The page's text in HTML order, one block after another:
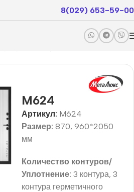
8(029) 653-59-00
M624
Артикул: M624
Размер: 870, 960*2050
мм
Количество контуров/
Уплотнение: 3 контура, 3
контура герметичного